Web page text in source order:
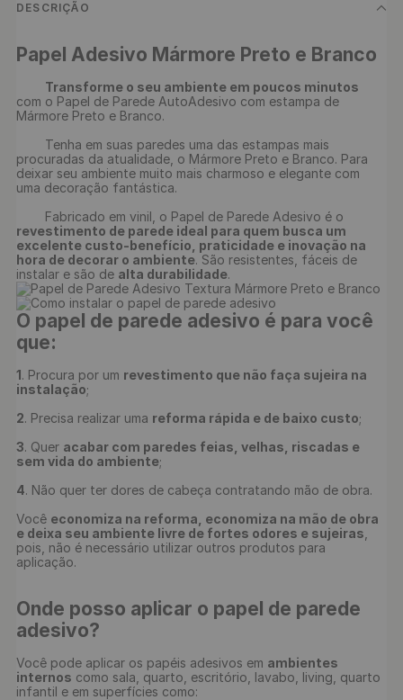
DESCRIÇÃO
Papel Adesivo Mármore Preto e Branco
Transforme o seu ambiente em poucos minutos
com o Papel de Parede AutoAdesivo com estampa de
Mármore Preto e Branco.
procuradas da atualidade, o Mármore Preto e Branco. Para
deixar seu ambiente muito mais charmoso e elegante com
uma decoração fantástica.
	Fabricado em vinil, o Papel de Parede Adesivo é o
revestimento de parede ideal para quem busca um
excelente custo-benefício, praticidade e inovação na
hora de decorar o ambiente. São resistentes, fáceis de
instalar e são de alta durabilidade
O papel de parede adesivo é para você
que:
1. Procura por um revestimento que não faça sujeira na
instalação;
2. Precisa realizar uma reforma rápida e de baixo custo;
3. Quer acabar com paredes feias, velhas, riscadas e
sem vida do ambiente;
4. Não quer ter dores de cabeça contratando mão de obra.
Você economiza na reforma, economiza na mão de obra
e deixa seu ambiente livre de fortes odores e sujeiras
pois, não é necessário utilizar outros produtos para
Onde posso aplicar o papel de parede
adesivo?
Você pode aplicar os papéis adesivos em ambientes
internos como sala, quarto, escritório, lavabo, living, quarto
infantil e em superfícies como: